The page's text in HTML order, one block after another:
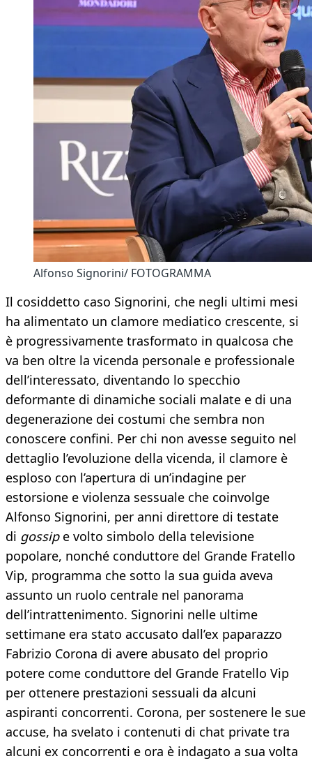
Alfonso Signorini/ FOTOGRAMMA
Il cosiddetto caso Signorini, che negli ultimi mesi
ha alimentato un clamore mediatico crescente, si
è progressivamente trasformato in qualcosa che
va ben oltre la vicenda personale e professionale
dell’interessato, diventando lo specchio
deformante di dinamiche sociali malate e di una
degenerazione dei costumi che sembra non
conoscere confini. Per chi non avesse seguito nel
dettaglio l’evoluzione della vicenda, il clamore è
esploso con l’apertura di un’indagine per
estorsione e violenza sessuale che coinvolge
Alfonso Signorini, per anni direttore di testate
di gossip e volto simbolo della televisione
popolare, nonché conduttore del Grande Fratello
Vip, programma che sotto la sua guida aveva
assunto un ruolo centrale nel panorama
dell’intrattenimento. Signorini nelle ultime
settimane era stato accusato dall’ex paparazzo
Fabrizio Corona di avere abusato del proprio
potere come conduttore del Grande Fratello Vip
per ottenere prestazioni sessuali da alcuni
aspiranti concorrenti. Corona, per sostenere le sue
accuse, ha svelato i contenuti di chat private tra
alcuni ex concorrenti e ora è indagato a sua volta